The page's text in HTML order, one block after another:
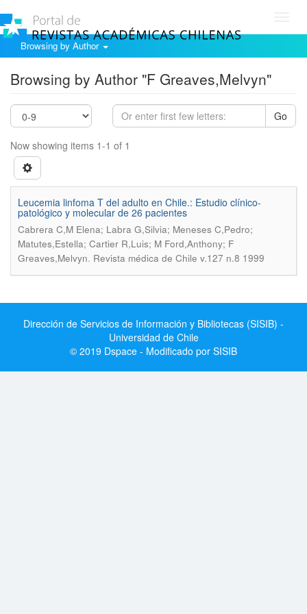
Browsing by Author
Browsing by Author "F Greaves,Melvyn"
Go
Now showing items 1-1 of 1
Leucemia linfoma T del adulto en Chile.: Estudio clínico-
patológico y molecular de 26 pacientes
Cabrera C,M Elena; Labra G,Silvia; Meneses C,Pedro;
Matutes,Estella; Cartier R,Luis; M Ford,Anthony; F
Greaves,Melvyn. Revista médica de Chile v.127 n.8 1999
Dirección de Servicios de Información y Bibliotecas (SISIB) -
Universidad de Chile
© 2019 Dspace - Modificado por SISIB